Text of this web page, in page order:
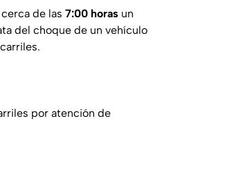
de las 7:00 horas un
del choque de un vehículo
por atención de